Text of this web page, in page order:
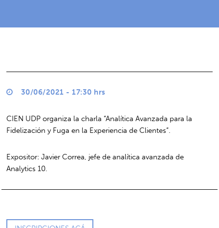
30/06/2021 - 17:30 hrs
CIEN UDP organiza la charla “Analítica Avanzada para la
Fidelización y Fuga en la Experiencia de Clientes”.
Expositor: Javier Correa, jefe de analítica avanzada de
Analytics 10.